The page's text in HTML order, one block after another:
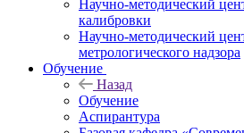
Научно-методический
калибровки
Научно-методический
метрологического надзора
Обучение
Назад
Обучение
Аспирантура